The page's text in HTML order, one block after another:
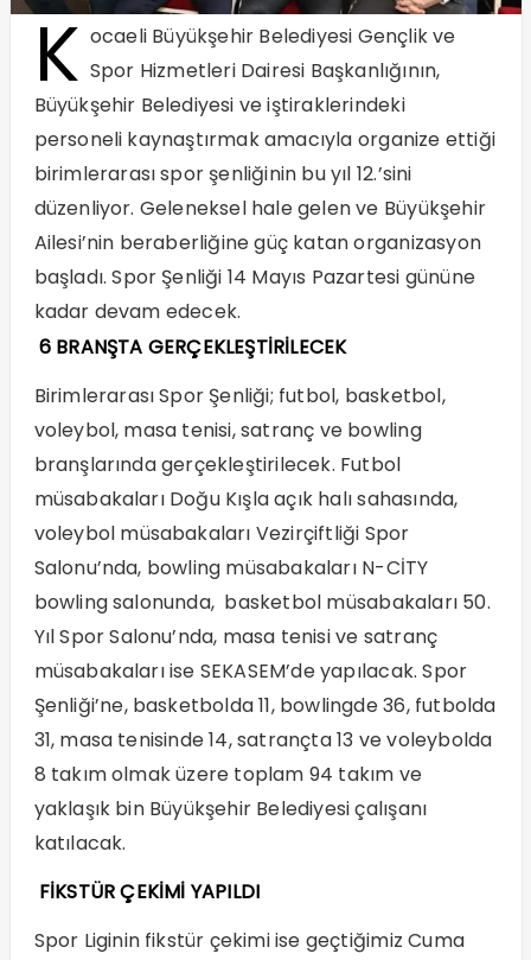
K ocaeli Büyükşehir Belediyesi Gençlik ve
Spor Hizmetleri Dairesi Başkanlığının,
Büyükşehir Belediyesi ve iştiraklerindeki
personeli kaynaştırmak amacıyla organize ettiği
birimlerarası spor şenliğinin bu yıl 12.’sini
düzenliyor. Geleneksel hale gelen ve Büyükşehir
Ailesi’nin beraberliğine güç katan organizasyon
başladı. Spor Şenliği 14 Mayıs Pazartesi gününe
kadar devam edecek.
6 BRANŞTA GERÇEKLEŞTİRİLECEK
Birimlerarası Spor Şenliği; futbol, basketbol,
voleybol, masa tenisi, satranç ve bowling
branşlarında gerçekleştirilecek. Futbol
müsabakaları Doğu Kışla açık halı sahasında,
voleybol müsabakaları Vezirçiftliği Spor
Salonu’nda, bowling müsabakaları N-CİTY
bowling salonunda, basketbol müsabakaları 50.
Yıl Spor Salonu’nda, masa tenisi ve satranç
müsabakaları ise SEKASEM’de yapılacak. Spor
Şenliği’ne, basketbolda 11, bowlingde 36, futbolda
31, masa tenisinde 14, satrançta 13 ve voleybolda
8 takım olmak üzere toplam 94 takım ve
yaklaşık bin Büyükşehir Belediyesi çalışanı
katılacak.
FİKSTÜR ÇEKİMİ YAPILDI
Spor Liginin fikstür çekimi ise geçtiğimiz Cuma